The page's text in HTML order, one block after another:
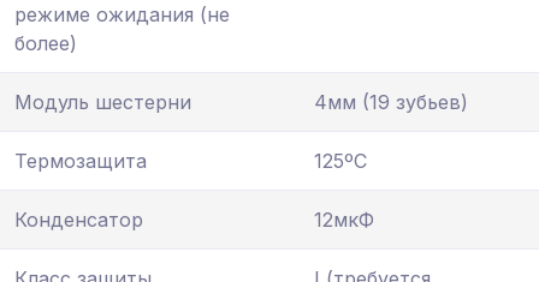
режиме ожидания (не
более)
Модуль шестерни 4мм (19 зубьев)
Термозащита 125ºС
Конденсатор 12мкФ